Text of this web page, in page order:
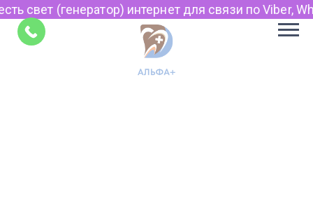
свет (генератор) интернет для связи по Viber,